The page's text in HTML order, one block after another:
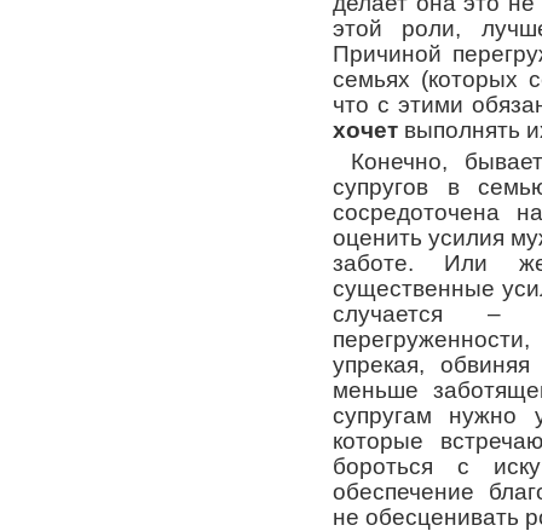
этой роли,
Причиной
семьях (которых
что с этими
хочет выполнять
Конечно,
супругов в
сосредоточена
оценить усилия
заботе. Или
существенные
случается
упрекая,
меньше
супругам нужно
которые
бороться с
обеспечение
не обесценивать